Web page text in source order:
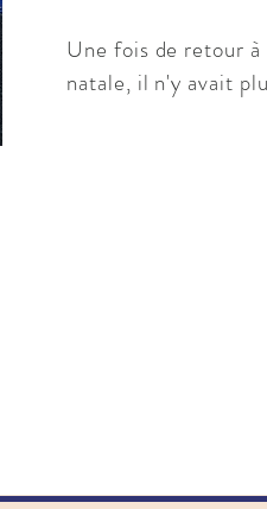
Une fois de retour
natale, il n'y avait